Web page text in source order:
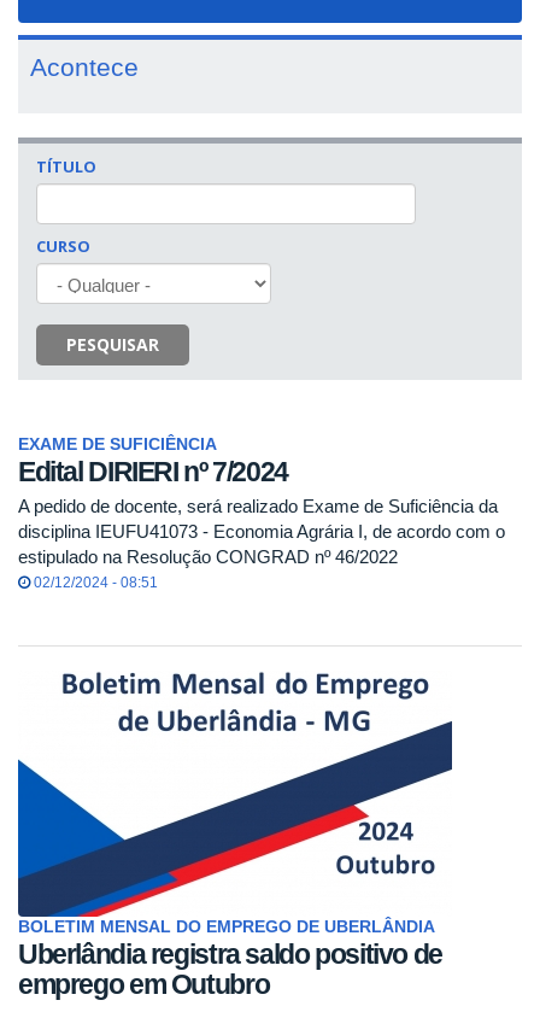
Acontece
TÍTULO
CURSO
PESQUISAR
EXAME DE SUFICIÊNCIA
Edital DIRIERI nº 7/2024
A pedido de docente, será realizado Exame de Suficiência da
disciplina IEUFU41073 - Economia Agrária I, de acordo com o
estipulado na Resolução CONGRAD nº 46/2022
02/12/2024 - 08:51
BOLETIM MENSAL DO EMPREGO DE UBERLÂNDIA
Uberlândia registra saldo positivo de
emprego em Outubro